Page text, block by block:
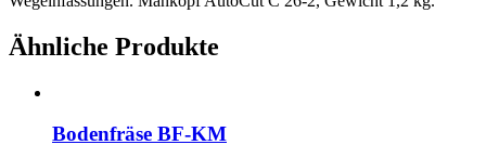
Ähnliche Produkte
Bodenfräse BF-KM